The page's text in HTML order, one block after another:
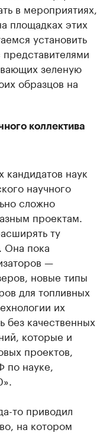
в мероприятиях,
площадках этих
установить
зеленую
образцов на
коллектива
наук
научного
сложно
проектам.
ту
Она пока
—
новые типы
для топливных
их
без качественных
которые и
проектов,
по науке,
то приводил
на котором